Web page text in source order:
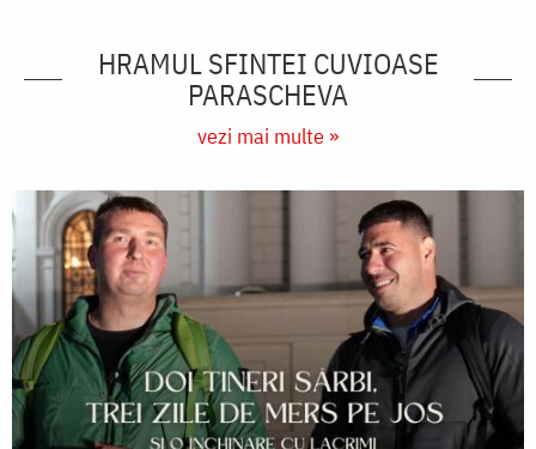
HRAMUL SFINTEI CUVIOASE
PARASCHEVA
vezi mai multe »